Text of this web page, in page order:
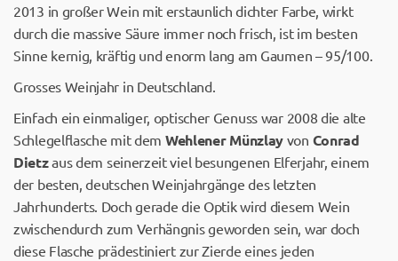
2013 in großer Wein mit erstaunlich dichter Farbe, wirkt
durch die massive Säure immer noch frisch, ist im besten
Sinne kernig, kräftig und enorm lang am Gaumen – 95/100.
Grosses Weinjahr in Deutschland.
Einfach ein einmaliger, optischer Genuss war 2008 die alte
Schlegelflasche mit dem Wehlener Münzlay von Conrad
Dietzaus dem seinerzeit viel besungenen Elferjahr, einem
der besten, deutschen Weinjahrgänge des letzten
Jahrhunderts. Doch gerade die Optik wird diesem Wein
zwischendurch zum Verhängnis geworden sein, war doch
diese Flasche prädestiniert zur Zierde eines jeden